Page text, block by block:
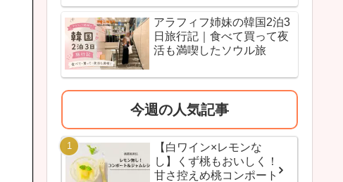
アラフィフ姉妹の韓国2泊3
日旅行記｜食べて買って夜
活も満喫したソウル旅
今週の人気記事
【白ワイン×レモンな
し】くず桃もおいしく！
甘さ控えめ桃コンポート